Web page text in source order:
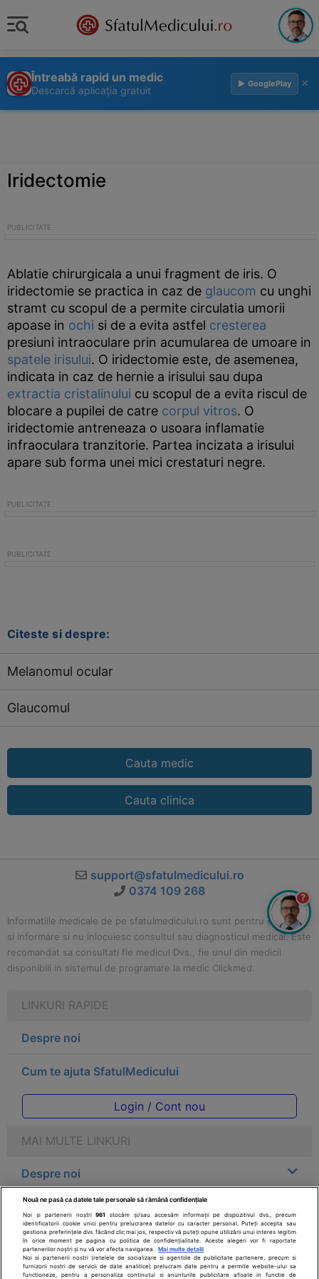
Întreabă rapid un medic
Descarcă aplicația gratuit
▶ GooglePlay ×
Iridectomie
Ablatie chirurgicala a unui fragment de iris. O
iridectomie se practica in caz de glaucom cu unghi
stramt cu scopul de a permite circulatia umorii
apoase in ochi si de a evita astfel cresterea
presiuni intraoculare prin acumularea de umoare in
spatele irisului. O iridectomie este, de asemenea,
indicata in caz de hernie a irisului sau dupa
extractia cristalinului cu scopul de a evita riscul de
blocare a pupilei de catre corpul vitros. O
iridectomie antreneaza o usoara inflamatie
infraoculara tranzitorie. Partea incizata a irisului
apare sub forma unei mici crestaturi negre.
Citeste si despre:
Melanomul ocular
Glaucomul
Cauta medic
Cauta clinica
support@sfatulmedicului.ro
0374 109 268
Informatiile medicale de pe sfatulmedicului.ro sunt pentru educatie
si informare si nu inlocuiesc consultul sau diagnosticul medical. Este
recomandat sa consultati fie medicul Dvs., fie unul din medicii
disponibili in sistemul de programare la medic Clickmed.
LINKURI RAPIDE
Despre noi
Cum te ajuta SfatulMedicului
Login / Cont nou
MAI MULTE LINKURI
Despre noi
Legal
Drepturile consumatorului
Parteneri
?
Nouă ne pasă ca datele tale personale să rămână confidențiale
Noi și partenerii noștri961
stocăm și/sau accesăm informații pe dispozitivul dvs., precum
identificatorii cookie unici pentru prelucrarea datelor cu caracter personal. Puteți accepta sau
gestiona preferințele dvs. făcând clic mai jos, respectiv vă puteți opune utilizării unui interes legitim
în orice moment pe pagina cu politica de confidențialitate. Aceste alegeri vor fi raportate
partenerilor noștri și nu vă vor afecta navigarea.
Mai multe detalii
Noi si partenerii nostri (retelele de socializare si agentiile de publicitate partenere, precum si
furnizorii nostri de servicii de date analitice) prelucram date pentru a permite website-ului sa
functioneze, pentru a personaliza continutul si anunturile publicitare afisate in functie de